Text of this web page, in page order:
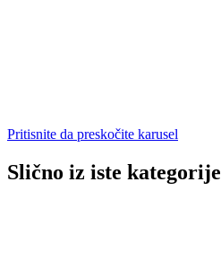
Pritisnite da preskočite karusel
Slično iz iste kategorije